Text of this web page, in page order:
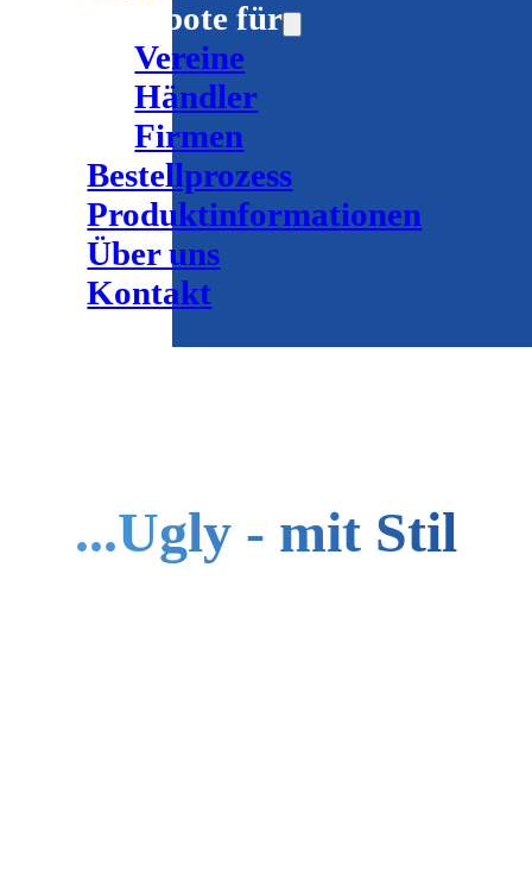
Angebote für
Vereine
Händler
Firmen
Bestellprozess
Produktinformationen
Über uns
Kontakt
...Ugly - mit Stil